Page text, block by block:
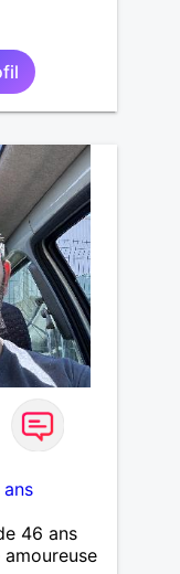
46 ans